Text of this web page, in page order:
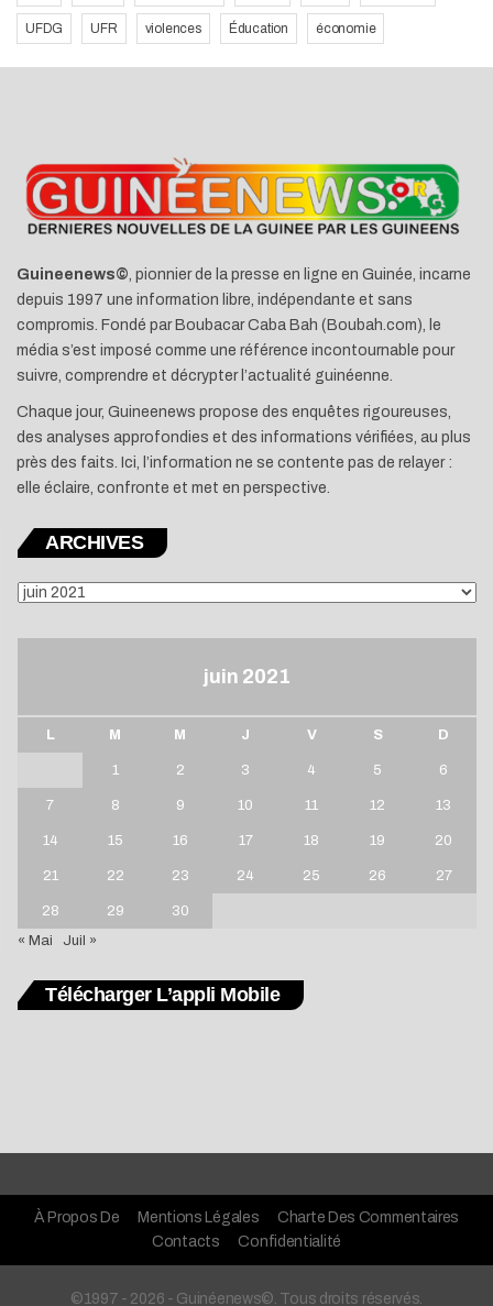
UFDG UFR violences Éducation économie
Guineenews©, pionnier de la presse en ligne en Guinée, incarne
depuis 1997 une information libre, indépendante et sans
compromis. Fondé par Boubacar Caba Bah (Boubah.com), le
média s’est imposé comme une référence incontournable pour
suivre, comprendre et décrypter l’actualité guinéenne.
Chaque jour, Guineenews propose des enquêtes rigoureuses,
des analyses approfondies et des informations vérifiées, au plus
près des faits. Ici, l’information ne se contente pas de relayer :
elle éclaire, confronte et met en perspective.
ARCHIVES
ARCHIVES
juin 2021
L M M J V S D
1 2 3 4 5 6
7 8 9 10 11 12 13
14 15 16 17 18 19 20
21 22 23 24 25 26 27
28 29
30
« Mai
Juil »
Télécharger L’appli Mobile
À Propos De Mentions Légales
Charte Des Commentaires
Contacts
Confidentialité
©1997 - 2026 - Guinéenews©. Tous droits réservés.